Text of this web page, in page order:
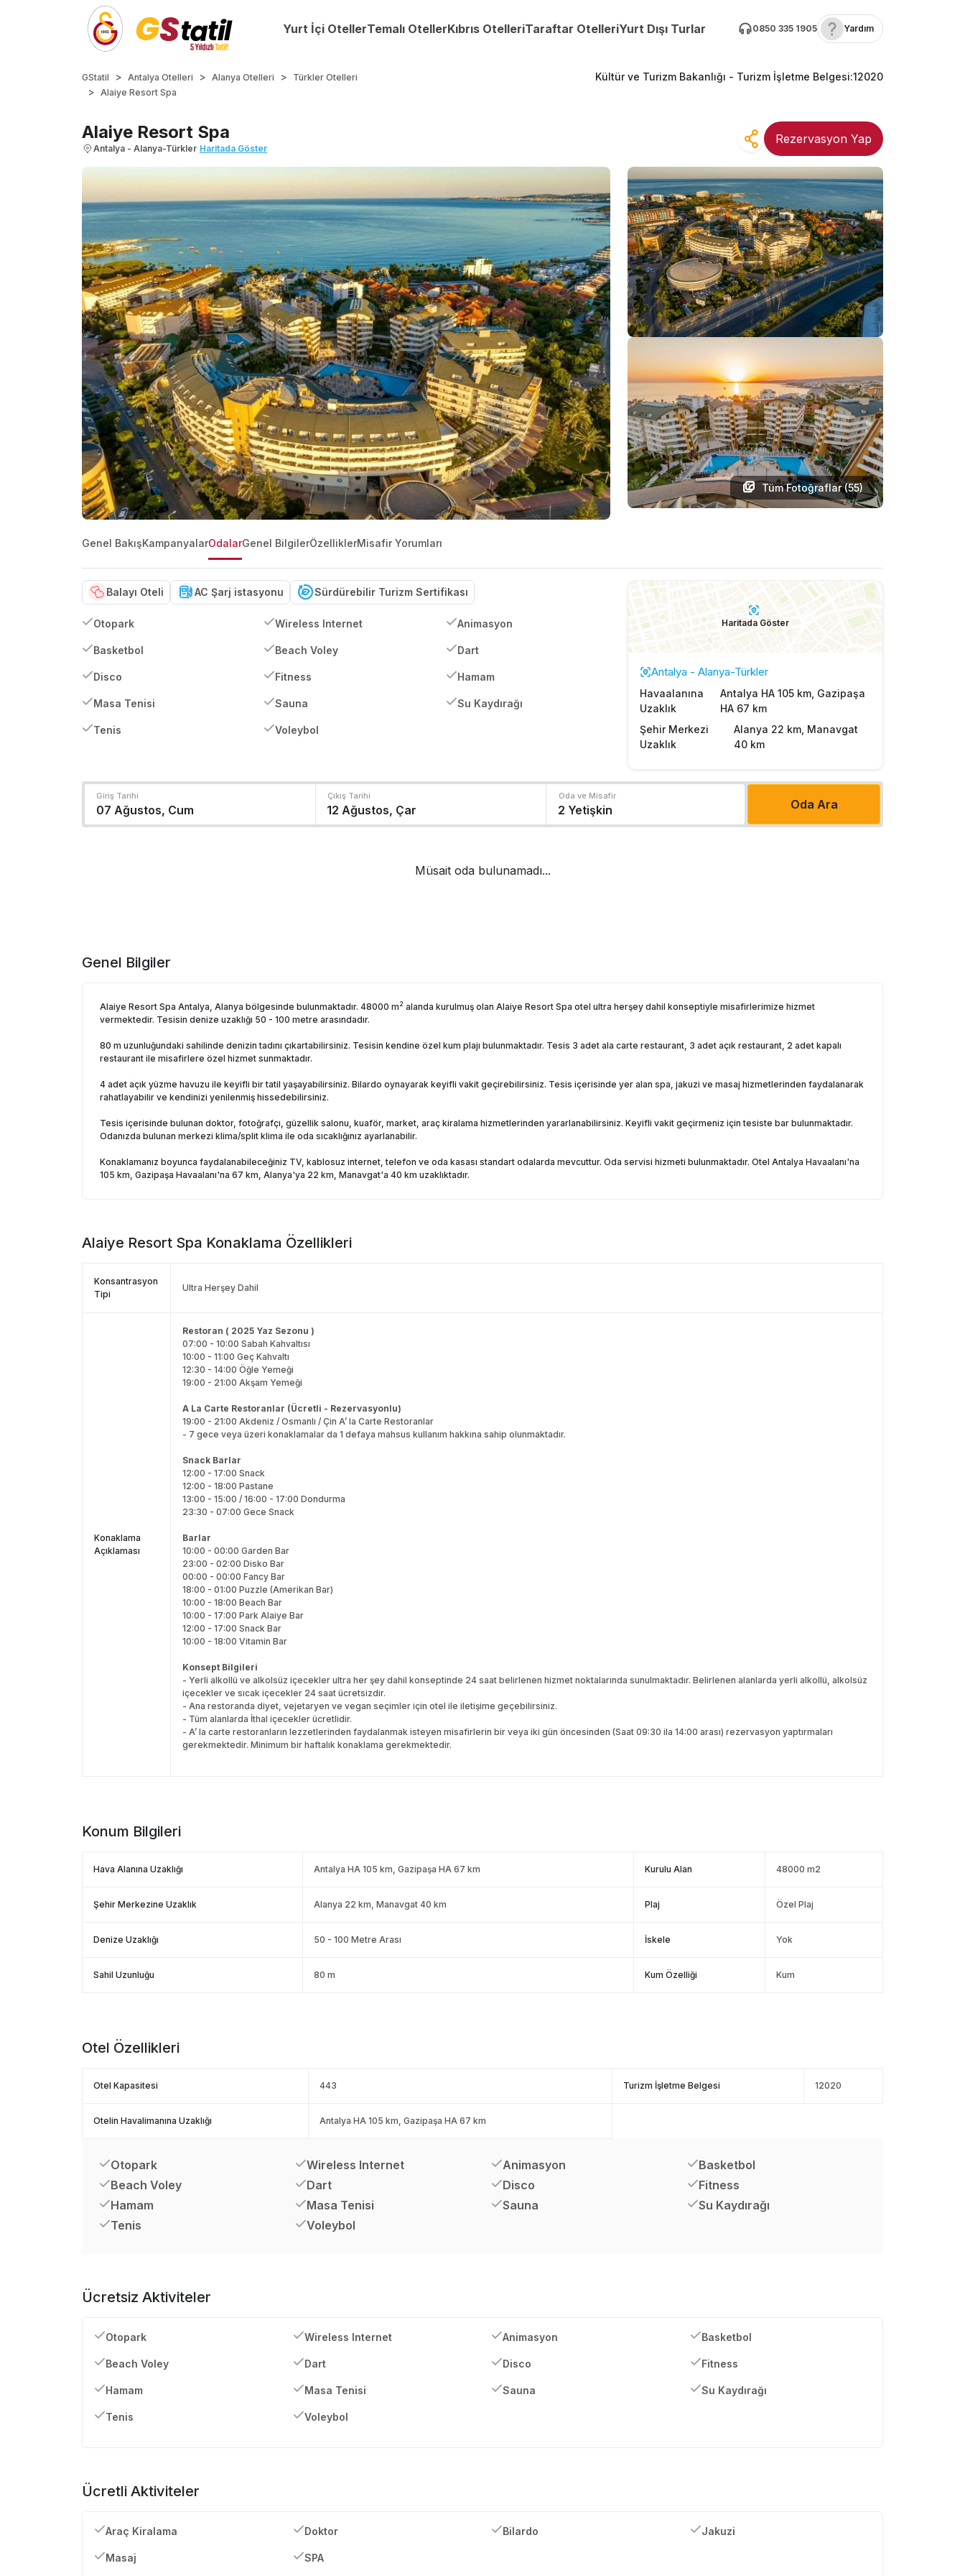
Yurt İçi OtellerTemalı OtellerKıbrıs OtelleriTaraftar OtelleriYurt Dışı Turlar 0850 335 1905 Yardım
GStatil Antalya Otelleri Alanya Otelleri
Türkler Otelleri
Alaiye Resort Spa
Kültür ve Turizm Bakanlığı - Turizm İşletme Belgesi:12020
Alaiye Resort Spa
Antalya - Alanya-Türkler Haritada Göster
Rezervasyon Yap
Tüm Fotoğraflar (55)
Genel BakışKampanyalarOdalarGenel BilgilerÖzelliklerMisafir Yorumları
Balayı Oteli AC Şarj istasyonu Sürdürebilir Turizm Sertifikası
Otopark Wireless Internet Animasyon
Basketbol Beach Voley Dart
Disco Fitness Hamam
Masa Tenisi Sauna Su Kaydırağı
Tenis Voleybol
Haritada Göster
Antalya - Alanya-Türkler
Havaalanına
Uzaklık
Antalya HA 105 km, Gazipaşa
HA 67 km
Şehir Merkezi
Uzaklık
Alanya 22 km, Manavgat
40 km
Giriş Tarihi Çıkış Tarihi Oda ve Misafir
Oda Ara
Müsait oda bulunamadı...
Genel Bilgiler
Alaiye Resort Spa Antalya, Alanya bölgesinde bulunmaktadır. 48000 m2 alanda kurulmuş olan Alaiye Resort Spa otel ultra herşey dahil konseptiyle misafirlerimize hizmet
vermektedir. Tesisin denize uzaklığı 50 - 100 metre arasındadır.
80 m uzunluğundaki sahilinde denizin tadını çıkartabilirsiniz. Tesisin kendine özel kum plajı bulunmaktadır. Tesis 3 adet ala carte restaurant, 3 adet açık restaurant, 2 adet kapalı
restaurant ile misafirlere özel hizmet sunmaktadır.
4 adet açık yüzme havuzu ile keyifli bir tatil yaşayabilirsiniz. Bilardo oynayarak keyifli vakit geçirebilirsiniz. Tesis içerisinde yer alan spa, jakuzi ve masaj hizmetlerinden faydalanarak
rahatlayabilir ve kendinizi yenilenmiş hissedebilirsiniz.
Tesis içerisinde bulunan doktor, fotoğrafçı, güzellik salonu, kuaför, market, araç kiralama hizmetlerinden yararlanabilirsiniz. Keyifli vakit geçirmeniz için tesiste bar bulunmaktadır.
Odanızda bulunan merkezi klima/split klima ile oda sıcaklığınız ayarlanabilir.
Konaklamanız boyunca faydalanabileceğiniz TV, kablosuz internet, telefon ve oda kasası standart odalarda mevcuttur. Oda servisi hizmeti bulunmaktadır. Otel Antalya Havaalanı'na
105 km, Gazipaşa Havaalanı'na 67 km, Alanya'ya 22 km, Manavgat'a 40 km uzaklıktadır.
Alaiye Resort Spa Konaklama Özellikleri
Konsantrasyon
Tipi
Ultra Herşey Dahil
Konaklama
Açıklaması
Restoran ( 2025 Yaz Sezonu )
07:00 - 10:00 Sabah Kahvaltısı
10:00 - 11:00 Geç Kahvaltı
12:30 - 14:00 Öğle Yemeği
19:00 - 21:00 Akşam Yemeği
A La Carte Restoranlar (Ücretli - Rezervasyonlu)
19:00 - 21:00 Akdeniz / Osmanlı / Çin A’ la Carte Restoranlar
- 7 gece veya üzeri konaklamalar da 1 defaya mahsus kullanım hakkına sahip olunmaktadır.
Snack Barlar
12:00 - 17:00 Snack
12:00 - 18:00 Pastane
13:00 - 15:00 / 16:00 - 17:00 Dondurma
23:30 - 07:00 Gece Snack
Barlar
10:00 - 00:00 Garden Bar
23:00 - 02:00 Disko Bar
00:00 - 00:00 Fancy Bar
18:00 - 01:00 Puzzle (Amerikan Bar)
10:00 - 18:00 Beach Bar
10:00 - 17:00 Park Alaiye Bar
12:00 - 17:00 Snack Bar
10:00 - 18:00 Vitamin Bar
Konsept Bilgileri
- Yerli alkollü ve alkolsüz içecekler ultra her şey dahil konseptinde 24 saat belirlenen hizmet noktalarında sunulmaktadır. Belirlenen alanlarda yerli alkollü, alkolsüz
içecekler ve sıcak içecekler 24 saat ücretsizdir.
- Ana restoranda diyet, vejetaryen ve vegan seçimler için otel ile iletişime geçebilirsiniz.
- Tüm alanlarda İthal içecekler ücretlidir.
- A’ la carte restoranların lezzetlerinden faydalanmak isteyen misafirlerin bir veya iki gün öncesinden (Saat 09:30 ila 14:00 arası) rezervasyon yaptırmaları
gerekmektedir. Minimum bir haftalık konaklama gerekmektedir.
Konum Bilgileri
Hava Alanına Uzaklığı Antalya HA 105 km, Gazipaşa HA 67 km Kurulu Alan 48000 m2
Şehir Merkezine Uzaklık Alanya 22 km, Manavgat 40 km Plaj Özel Plaj
Denize Uzaklığı 50 - 100 Metre Arası İskele Yok
Sahil Uzunluğu 80 m Kum Özelliği Kum
Otel Özellikleri
Otel Kapasitesi 443 Turizm İşletme Belgesi 12020
Otelin Havalimanına Uzaklığı Antalya HA 105 km, Gazipaşa HA 67 km
Otopark Wireless Internet Animasyon
Basketbol
Beach Voley
Dart Disco
Fitness
Hamam
Masa Tenisi Sauna
Su Kaydırağı
Tenis
Voleybol
Ücretsiz Aktiviteler
Otopark Wireless Internet Animasyon Basketbol
Beach Voley Dart Disco Fitness
Hamam Masa Tenisi Sauna Su Kaydırağı
Tenis Voleybol
Ücretli Aktiviteler
Araç Kiralama Doktor Bilardo Jakuzi
Masaj SPA